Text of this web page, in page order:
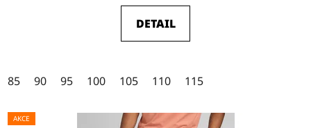
je
4,5
hvězdiček.
DETAIL
85 90 95 100 105 110 115
AKCE